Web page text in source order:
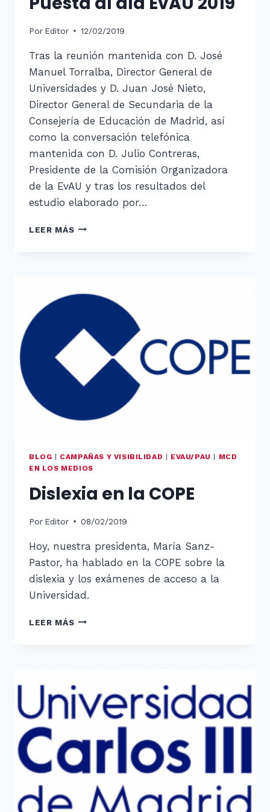
APROBADAS
LA
DE
EDUCACIÓN
Por Editor 12/02/2019
Tras la reunión mantenida con D. José
Manuel Torralba, Director General de
Universidades y D. Juan José Nieto,
Director General de Secundaria de la
Consejería de Educación de Madrid, así
como la conversación telefónica
mantenida con D. Julio Contreras,
Presidente de la Comisión Organizadora
de la EvAU y tras los resultados del
estudio elaborado por…
LEER MÁSPUESTA
BLOG CAMPAÑAS Y VISIBILIDAD EVAU/PAU
MCD
EN LOS MEDIOS
Dislexia en la COPE
Por Editor 08/02/2019
Hoy, nuestra presidenta, María Sanz-
Pastor, ha hablado en la COPE sobre la
dislexia y los exámenes de acceso a la
Universidad.
LEER MÁSDISLEXIA